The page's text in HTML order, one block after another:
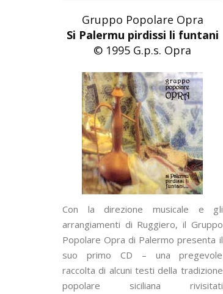
Gruppo Popolare Opra
Si Palermu pirdissi li funtani
© 1995 G.p.s. Opra
Con la direzione musicale e gli
arrangiamenti di Ruggiero, il Gruppo
Popolare Opra di Palermo presenta il
suo primo CD – una pregevole
raccolta di alcuni testi della tradizione
popolare siciliana rivisitati